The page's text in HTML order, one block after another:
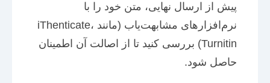
پیش از ارسال نهایی، متن خود را با
نرم‌افزارهای مشابهت‌یاب (مانند iThenticate،
Turnitin) بررسی کنید تا از اصالت آن اطمینان
حاصل شود.